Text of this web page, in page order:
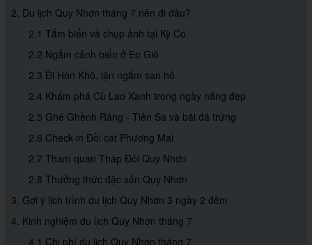
2. Du lịch Quy Nhơn tháng 7 nên đi đâu?
2.1 Tắm biển và chụp ảnh tại Kỳ Co
2.2 Ngắm cảnh biển ở Eo Gió
2.3 Đi Hòn Khô, lặn ngắm san hô
2.4 Khám phá Cù Lao Xanh trong ngày nắng đẹp
2.5 Ghé Ghềnh Ráng - Tiên Sa và bãi đá trứng
2.6 Check-in Đồi cát Phương Mai
2.7 Tham quan Tháp Đôi Quy Nhơn
2.8 Thưởng thức đặc sản Quy Nhơn
3. Gợi ý lịch trình du lịch Quy Nhơn 3 ngày 2 đêm
4. Kinh nghiệm du lịch Quy Nhơn tháng 7
4.1 Chi phí du lịch Quy Nhơn tháng 7